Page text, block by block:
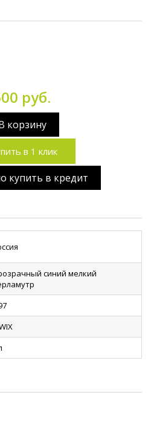
руб.
корзину
в 1 клик
купить в кредит
синий мелкий